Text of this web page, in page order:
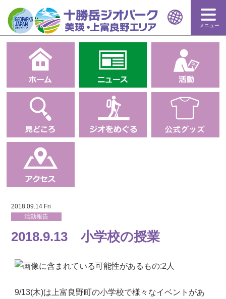
メニュー
2018.09.14 Fri
活動報告
2018.9.13 小学校の授業
9/13(木)は上富良野町の小学校で様々なイベントがあ